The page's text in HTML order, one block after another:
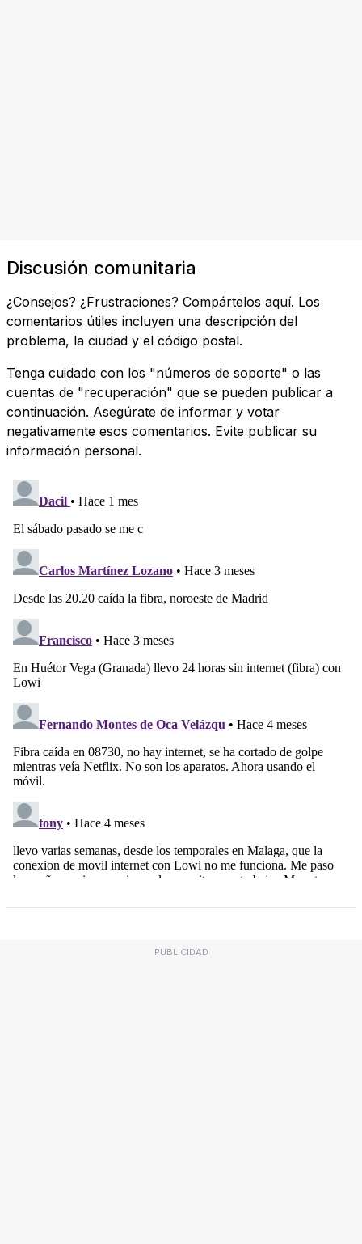
Discusión comunitaria
¿Consejos? ¿Frustraciones? Compártelos aquí. Los
comentarios útiles incluyen una descripción del
problema, la ciudad y el código postal.
Tenga cuidado con los "números de soporte" o las
cuentas de "recuperación" que se pueden publicar a
continuación. Asegúrate de informar y votar
negativamente esos comentarios. Evite publicar su
información personal.
PUBLICIDAD